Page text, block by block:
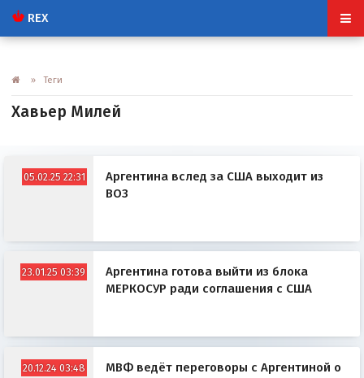
REX
» Теги
Хавьер Милей
05.02.25 22:31
Аргентина вслед за США выходит из
ВОЗ
23.01.25 03:39
Аргентина готова выйти из блока
МЕРКОСУР ради соглашения с США
20.12.24 03:48
МВФ ведёт переговоры с Аргентиной о